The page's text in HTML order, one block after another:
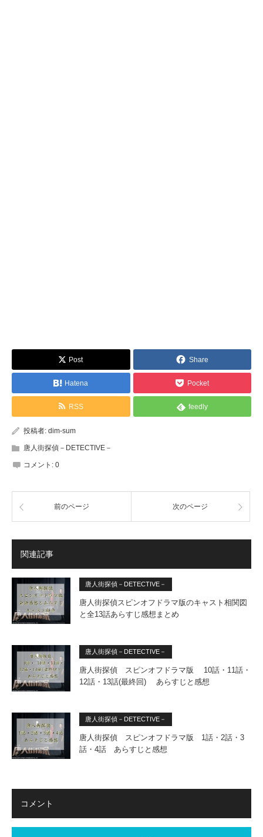
Post Share
Hatena Pocket
RSS feedly
投稿者: dim-sum
唐人街探偵－DETECTIVE－
コメント: 0
前のページ 次のページ
関連記事
唐人街探偵－DETECTIVE－
唐人街探偵スピンオフドラマ版のキャスト相関図
と全13話あらすじ感想まとめ
唐人街探偵－DETECTIVE－
唐人街探偵 スピンオフドラマ版 10話・11話・
12話・13話(最終回) あらすじと感想
唐人街探偵－DETECTIVE－
唐人街探偵 スピンオフドラマ版 1話・2話・3
話・4話 あらすじと感想
コメント